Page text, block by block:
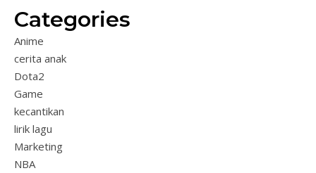
Categories
Anime
cerita anak
Dota2
Game
kecantikan
lirik lagu
Marketing
NBA